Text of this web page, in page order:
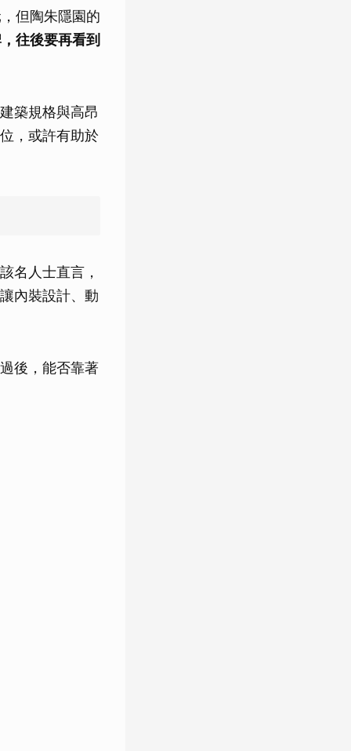
但陶朱隱園的
往後要再看到
築規格與高昂
，或許有助於
名人士直言，
內裝設計、動
後，能否靠著